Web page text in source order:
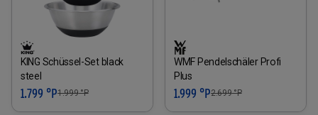
KING Schüssel-Set black
steel
1.799 °P1.999°P
WMF Pendelschäler Profi
Plus
1.999 °P2.699°P